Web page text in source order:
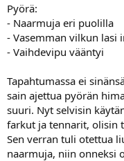
Pyörä:
- Naarmuja eri puolilla
- Vasemman vilkun lasi
- Vaihdevipu vääntyi
Tapahtumassa ei
sain ajettua pyörän
suuri. Nyt selvisin
farkut ja tennarit, olisin
Sen verran tuli otettua
naarmuja, niin onneksi